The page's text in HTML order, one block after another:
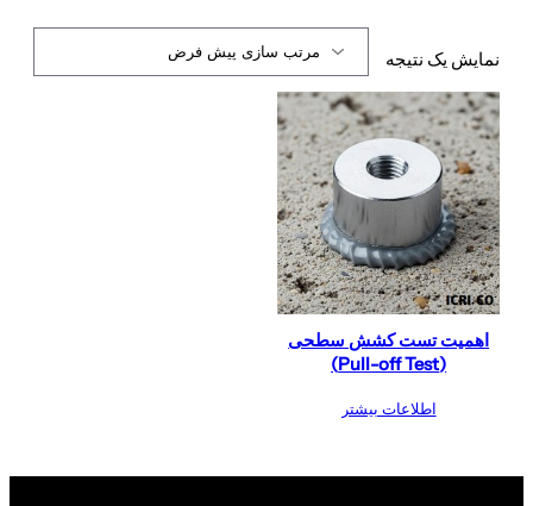
نمایش یک نتیجه
اهمیت تست کشش سطحی
(Pull-off Test)
اطلاعات بیشتر